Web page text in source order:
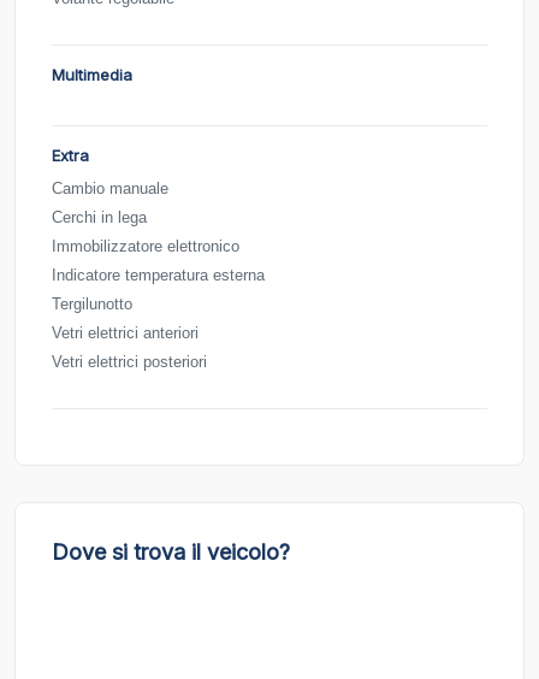
Multimedia
Extra
Cambio manuale
Cerchi in lega
Immobilizzatore elettronico
Indicatore temperatura esterna
Tergilunotto
Vetri elettrici anteriori
Vetri elettrici posteriori
Dove si trova il veicolo?